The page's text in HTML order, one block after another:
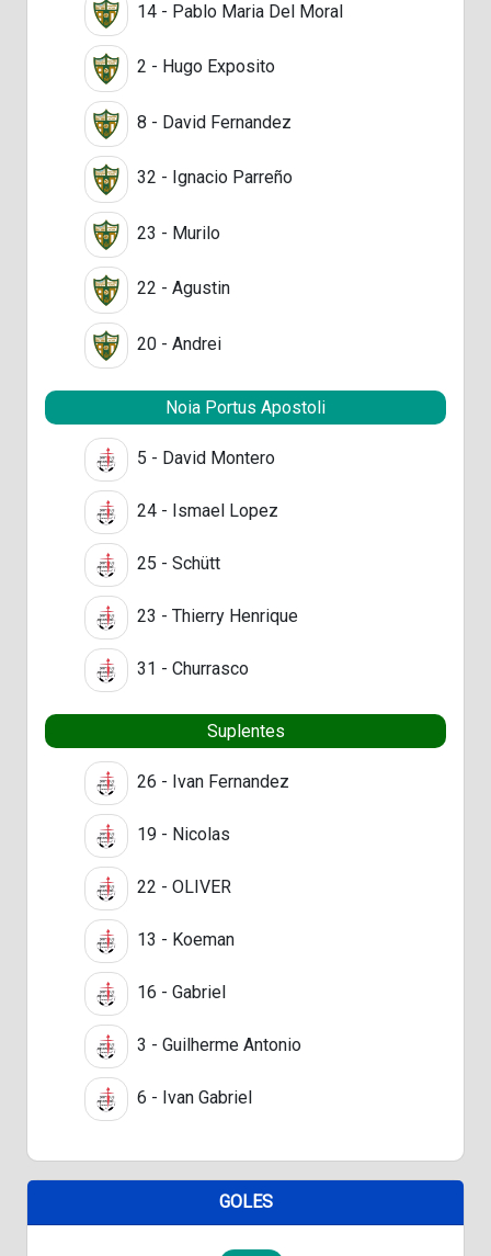
14 - Pablo Maria Del Moral
2 - Hugo Exposito
8 - David Fernandez
32 - Ignacio Parreño
23 - Murilo
22 - Agustin
20 - Andrei
Noia Portus Apostoli
5 - David Montero
24 - Ismael Lopez
25 - Schütt
23 - Thierry Henrique
31 - Churrasco
Suplentes
26 - Ivan Fernandez
19 - Nicolas
22 - OLIVER
13 - Koeman
16 - Gabriel
3 - Guilherme Antonio
6 - Ivan Gabriel
GOLES